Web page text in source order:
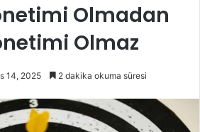
Olmadan
Olmaz
14, 2025 2 dakika okuma süresi